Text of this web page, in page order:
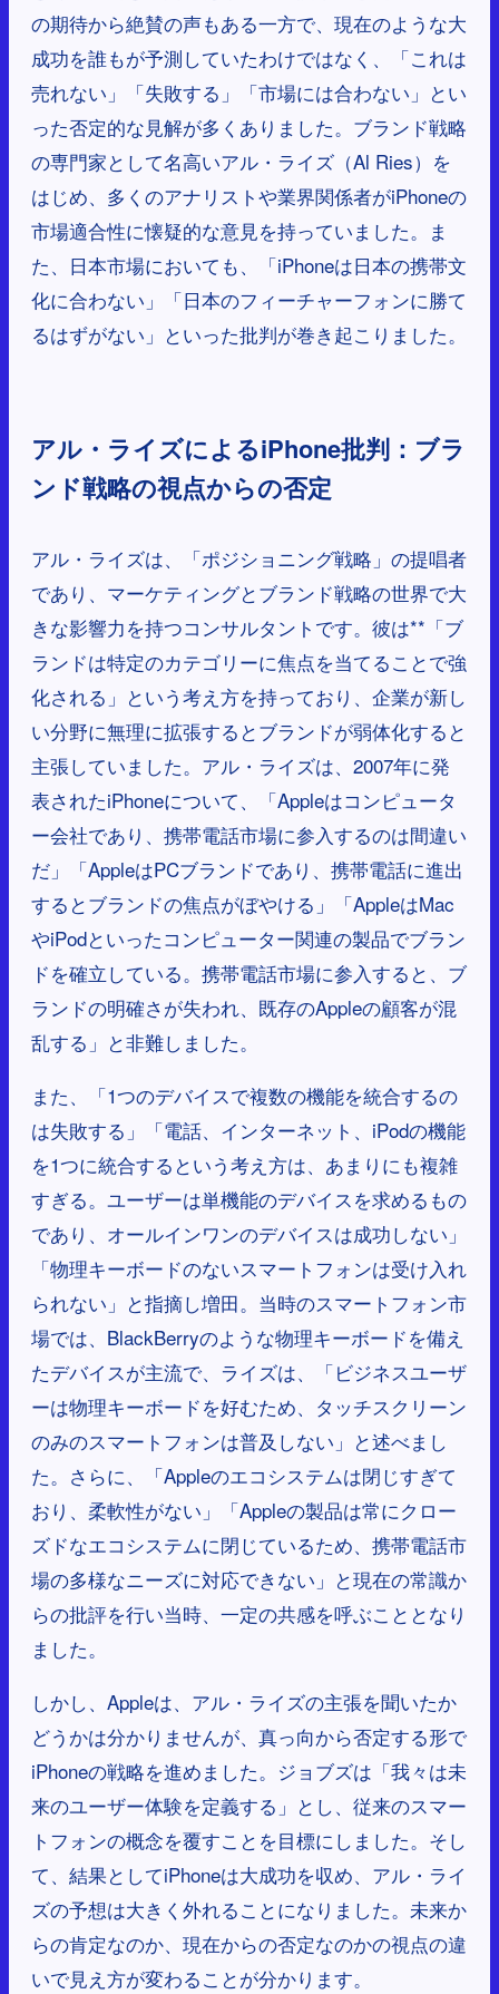
の期待から絶賛の声もある一方で、現在のような大
成功を誰もが予測していたわけではなく、「これは
売れない」「失敗する」「市場には合わない」とい
った否定的な見解が多くありました。ブランド戦略
の専門家として名高いアル・ライズ（Al Ries）を
はじめ、多くのアナリストや業界関係者がiPhoneの
市場適合性に懐疑的な意見を持っていました。ま
た、日本市場においても、「iPhoneは日本の携帯文
化に合わない」「日本のフィーチャーフォンに勝て
るはずがない」といった批判が巻き起こりました。
アル・ライズによるiPhone批判：ブラ
ンド戦略の視点からの否定
アル・ライズは、「ポジショニング戦略」の提唱者
であり、マーケティングとブランド戦略の世界で大
きな影響力を持つコンサルタントです。彼は**「ブ
ランドは特定のカテゴリーに焦点を当てることで強
化される」という考え方を持っており、企業が新し
い分野に無理に拡張するとブランドが弱体化すると
主張していました。アル・ライズは、2007年に発
表されたiPhoneについて、「Appleはコンピュータ
ー会社であり、携帯電話市場に参入するのは間違い
だ」「AppleはPCブランドであり、携帯電話に進出
するとブランドの焦点がぼやける」「AppleはMac
やiPodといったコンピューター関連の製品でブラン
ドを確立している。携帯電話市場に参入すると、ブ
ランドの明確さが失われ、既存のAppleの顧客が混
乱する」と非難しました。
また、「1つのデバイスで複数の機能を統合するの
は失敗する」「電話、インターネット、iPodの機能
を1つに統合するという考え方は、あまりにも複雑
すぎる。ユーザーは単機能のデバイスを求めるもの
であり、オールインワンのデバイスは成功しない」
「物理キーボードのないスマートフォンは受け入れ
られない」と指摘し増田。当時のスマートフォン市
場では、BlackBerryのような物理キーボードを備え
たデバイスが主流で、ライズは、「ビジネスユーザ
ーは物理キーボードを好むため、タッチスクリーン
のみのスマートフォンは普及しない」と述べまし
た。さらに、「Appleのエコシステムは閉じすぎて
おり、柔軟性がない」「Appleの製品は常にクロー
ズドなエコシステムに閉じているため、携帯電話市
場の多様なニーズに対応できない」と現在の常識か
らの批評を行い当時、一定の共感を呼ぶこととなり
ました。
しかし、Appleは、アル・ライズの主張を聞いたか
どうかは分かりませんが、真っ向から否定する形で
iPhoneの戦略を進めました。ジョブズは「我々は未
来のユーザー体験を定義する」とし、従来のスマー
トフォンの概念を覆すことを目標にしました。そし
て、結果としてiPhoneは大成功を収め、アル・ライ
ズの予想は大きく外れることになりました。未来か
らの肯定なのか、現在からの否定なのかの視点の違
いで見え方が変わることが分かります。